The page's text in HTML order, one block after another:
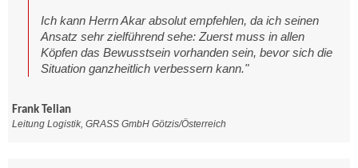
Ich kann Herrn Akar absolut empfehlen, da ich seinen
Ansatz sehr zielführend sehe: Zuerst muss in allen
Köpfen das Bewusstsein vorhanden sein, bevor sich die
Situation ganzheitlich verbessern kann."
Frank Telian
Leitung Logistik, GRASS GmbH Götzis/Österreich